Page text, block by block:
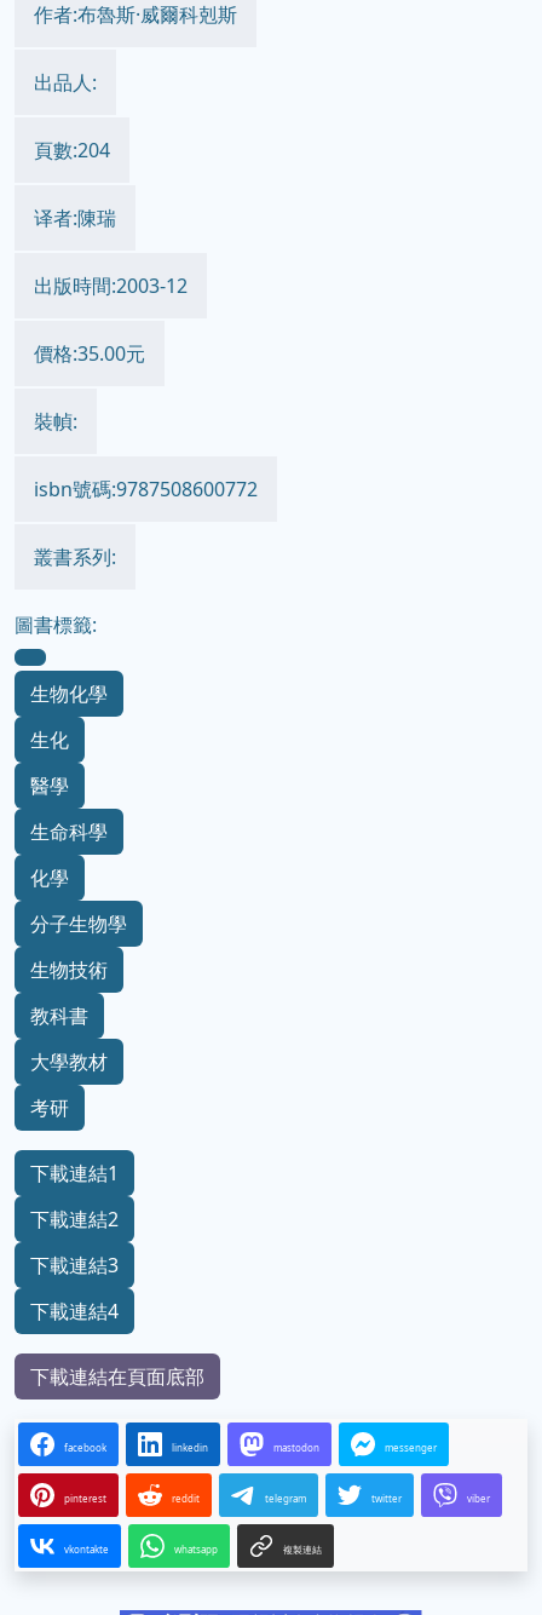
作者:布魯斯·威爾科剋斯
出品人:
頁數:204
译者:陳瑞
出版時間:2003-12
價格:35.00元
裝幀:
isbn號碼:9787508600772
叢書系列:
圖書標籤:
生物化學
生化
醫學
生命科學
化學
分子生物學
生物技術
教科書
大學教材
考研
下載連結1
下載連結2
下載連結3
下載連結4
下載連結在頁面底部
facebook linkedin mastodon messenger
pinterest reddit telegram twitter viber
vkontakte whatsapp 複製連結